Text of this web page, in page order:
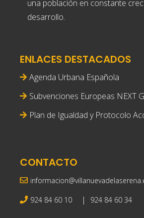
una población en constante
desarrollo.
ENLACES DESTACADOS
Agenda Urbana Española
Subvenciones Europeas NEXT G
Plan de Igualdad y Protocolo
CONTACTO
924 84 60 10 | 924 84 60 34